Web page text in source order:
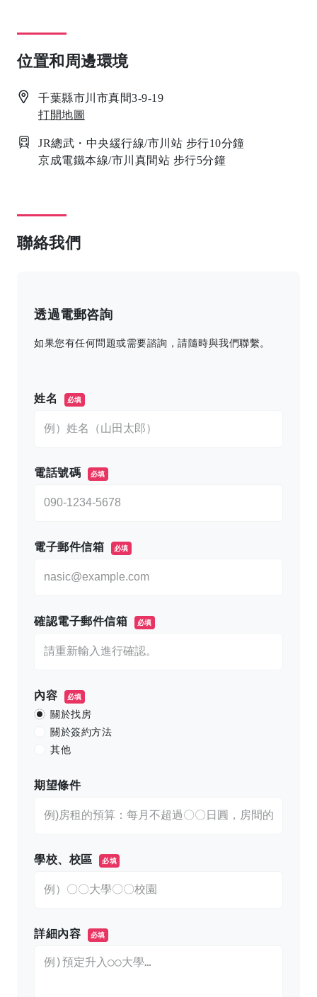
位置和周邊環境
千葉縣市川市真間3-9-19
打開地圖
JR總武・中央緩行線/市川站 步行10分鐘
京成電鐵本線/市川真間站 步行5分鐘
聯絡我們
透過電郵咨詢
如果您有任何問題或需要諮詢，請隨時與我們聯繫。
姓名 必填
電話號碼 必填
電子郵件信箱 必填
確認電子郵件信箱 必填
內容 必填
關於找房
關於簽約方法
其他
期望條件
學校、校區 必填
詳細內容 必填